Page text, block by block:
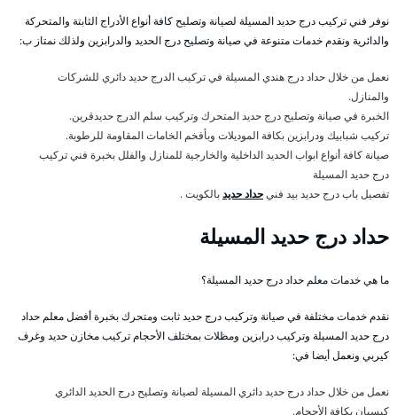
نوفر فني تركيب درج حديد المسيلة لصيانة وتصليح كافة أنواع الأدراج الثابتة والمتحركة
والدائرية ونقدم خدمات متنوعة في صيانة وتصليح درج الحديد والدرابزين ولذلك نمتاز ب:
نعمل من خلال حداد درج هندي المسيلة في تركيب الدرج حديد دائري للشركات
والمنازل.
الخبرة في صيانة وتصليح درج حديد المتحرك وتركيب سلم الدرج حديدقرين.
تركيب شبابيك ودرابزين بكافة الموديلات وبأفخم الخامات المقاومة للرطوبة.
صيانة كافة أنواع ابواب الحديد الداخلية والخارجية للمنازل والفلل بخبرة فني تركيب
درج حديد المسيلة
تفصيل باب درج حديد بيد فنيحداد حديدبالكويت .
حداد درج حديد المسيلة
ما هي خدمات معلم حداد درج حديد المسيلة؟
نقدم خدمات مختلفة في صيانة وتركيب درج حديد ثابت ومتحرك بخبرة أفضل معلم حداد
درج حديد المسيلة وتركيب درابزين ومظلات بمختلف الأحجام تركيب مخازن حديد وغرف
كيربي ونعمل أيضا في:
نعمل من خلال حداد درج حديد دائري المسيلة لصيانة وتصليح درج الحديد الدائري
كيسبان بكافة الأحجام.